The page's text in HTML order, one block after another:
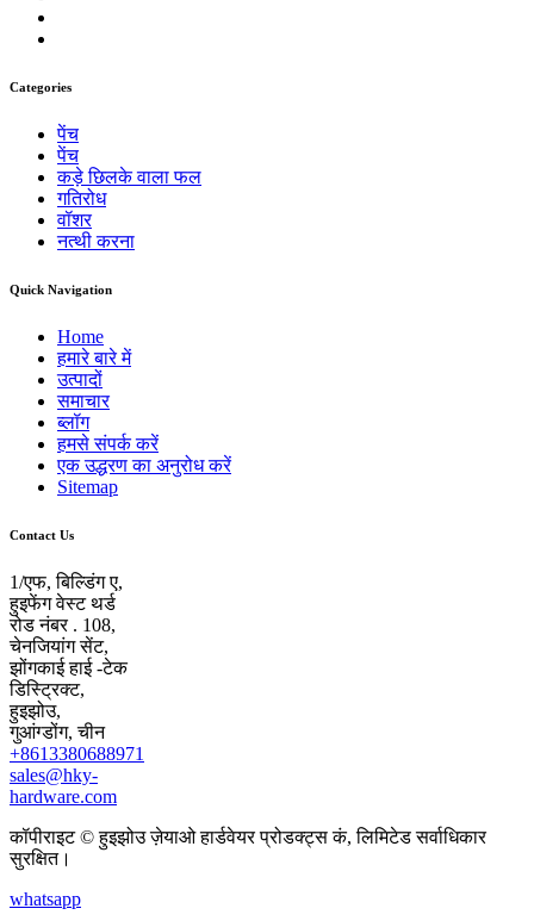
Categories
पेंच
पेंच
कड़े छिलके वाला फल
गतिरोध
वॉशर
नत्थी करना
Quick Navigation
Home
हमारे बारे में
उत्पादों
समाचार
ब्लॉग
हमसे संपर्क करें
एक उद्धरण का अनुरोध करें
Sitemap
Contact Us
1/एफ, बिल्डिंग ए,
हुइफेंग वेस्ट थर्ड
रोड नंबर . 108,
चेनजियांग सेंट,
झोंगकाई हाई -टेक
डिस्ट्रिक्ट,
हुइझोउ,
गुआंग्डोंग, चीन
+8613380688971
sales@hky-
hardware.com
कॉपीराइट © हुइझोउ ज़ेयाओ हार्डवेयर प्रोडक्ट्स कं, लिमिटेड सर्वाधिकार
सुरक्षित।
whatsapp